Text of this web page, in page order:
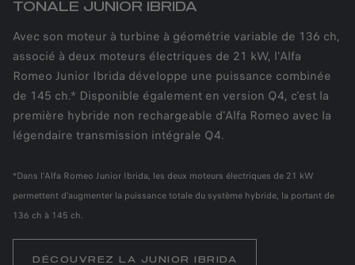
TONALE JUNIOR IBRIDA
Avec son moteur à turbine à géométrie variable de 136 ch,
associé à deux moteurs électriques de 21 kW, l'Alfa
Romeo Junior Ibrida développe une puissance combinée
de 145 ch.* Disponible également en version Q4, c'est la
première hybride non rechargeable d'Alfa Romeo avec la
légendaire transmission intégrale Q4.
*Dans l'Alfa Romeo Junior Ibrida, les deux moteurs électriques de 21 kW
permettent d'augmenter la puissance totale du système hybride, la portant de
136 ch à 145 ch.
DÉCOUVREZ LA JUNIOR IBRIDA